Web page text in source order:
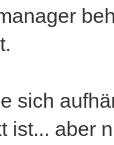
sich
ist... aber